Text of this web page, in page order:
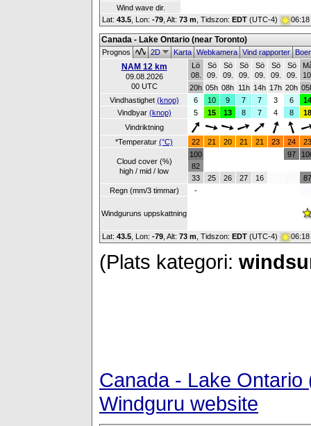
Wind wave dir.
Lat: 43.5 , Lon: -79 Alt: 73 m , Tidszon: EDT (UTC-4)
Canada - Lake Ontario (near Toronto)
Prognos 2D KartaWebkameraVind rapporter
NAM 12 km
09.08.2026
00 UTC
Lö
08.
Sö
09.
Sö
09.
Sö
09.
Sö
09.
Sö
09.
Sö
09.
20h 05h 08h 11h 14h 17h 20h
Vindhastighet (knop) 6 10 9 7 7 3 6
14
Vindbyar (knop) 5 15 13 8 7 4 8
18
Vindriktning
*Temperatur (°C) 22 21 20 21 21 23 24 23
Cloud cover (%)
high / mid / low
100
82
33
25 26 27 16
97
87
Regn (mm/3 timmar)
-
Windguruns uppskattning
Lat: 43.5 , Lon: -79 Alt: 73 m , Tidszon: EDT (UTC-4)
(Plats kategori:
Canada - Lake
Windguru website